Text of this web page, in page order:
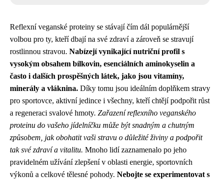
Reflexní veganské proteiny se stávají čím dál populárnější
volbou pro ty, kteří dbají na své zdraví a zároveň se stravují
rostlinnou stravou. Nabízejí vynikající nutriční profil s
vysokým obsahem bílkovin, esenciálních aminokyselin a
často i dalších prospěšných látek, jako jsou vitamíny,
minerály a vláknina. Díky tomu jsou ideálním doplňkem stravy
pro sportovce, aktivní jedince i všechny, kteří chtějí podpořit růst
a regeneraci svalové hmoty. Zařazení reflexního veganského
proteinu do vašeho jídelníčku může být snadným a chutným
způsobem, jak obohatit vaši stravu o důležité živiny a podpořit
tak své zdraví a vitalitu. Mnoho lidí zaznamenalo po jeho
pravidelném užívání zlepšení v oblasti energie, sportovních
výkonů a celkové tělesné pohody. Nebojte se experimentovat s